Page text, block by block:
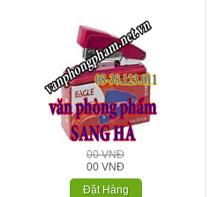
00 VNĐ
00 VNĐ
Đặt Hàng